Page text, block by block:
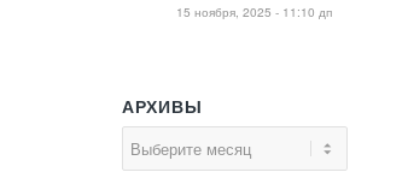
15 ноября, 2025 - 11:10 дп
АРХИВЫ